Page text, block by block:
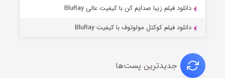
دانلود فیلم زیبا صدایم کن با کیفیت عالی BluRay
دانلود فیلم کوکتل مولوتوف با کیفیت BluRay
جدیدترین پست‌ها